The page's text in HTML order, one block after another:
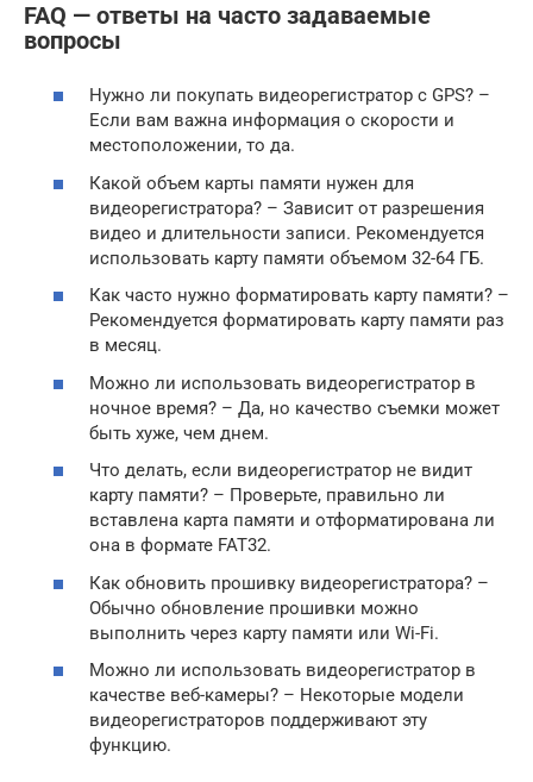
FAQ — ответы на часто задаваемые
вопросы
Нужно ли покупать видеорегистратор с GPS? –
Если вам важна информация о скорости и
местоположении, то да.
Какой объем карты памяти нужен для
видеорегистратора? – Зависит от разрешения
видео и длительности записи. Рекомендуется
использовать карту памяти объемом 32-64 ГБ.
Как часто нужно форматировать карту памяти? –
Рекомендуется форматировать карту памяти раз
в месяц.
Можно ли использовать видеорегистратор в
ночное время? – Да, но качество съемки может
быть хуже, чем днем.
Что делать, если видеорегистратор не видит
карту памяти? – Проверьте, правильно ли
вставлена карта памяти и отформатирована ли
она в формате FAT32.
Как обновить прошивку видеорегистратора? –
Обычно обновление прошивки можно
выполнить через карту памяти или Wi-Fi.
Можно ли использовать видеорегистратор в
качестве веб-камеры? – Некоторые модели
видеорегистраторов поддерживают эту
функцию.